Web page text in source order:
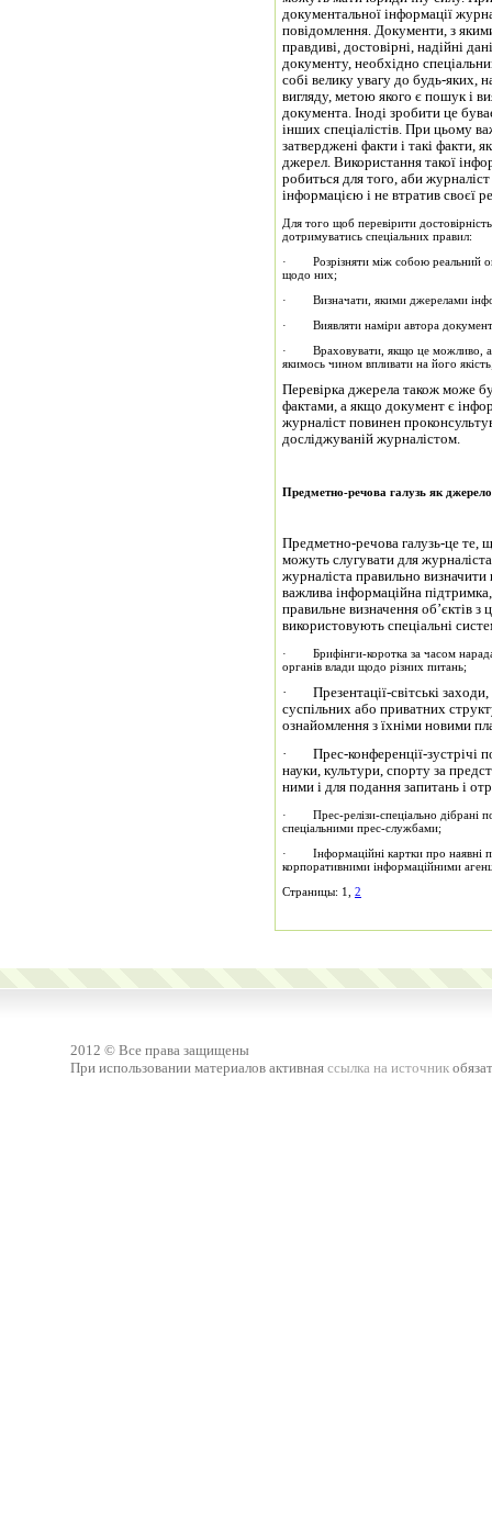
документальної інформації
повідомлення. Документи, з
правдиві, достовірні, надійні
документу, необхідно
собі велику увагу до будь-яких,
вигляду, метою якого є пошук і
документа. Іноді зробити це
інших спеціалістів. При цьому
затверджені факти і такі факти,
джерел. Використання такої
робиться для того, аби
інформацією і не втратив своєї
Для того щоб перевірити
дотримуватись спеціальних правил:
· Розрізняти між собою реальний
щодо них;
· Визначати, якими джерелами
· Виявляти наміри автора
· Враховувати, якщо це можливо,
якимось чином впливати на його
Перевірка джерела також може
фактами, а якщо документ є
журналіст повинен
досліджуваній журналістом.
Предметно-речова галузь як джерело
Предметно-речова галузь-це те,
можуть слугувати для
журналіста правильно
важлива інформаційна
правильне визначення об’єктів
використовують спеціальні
· Брифінги-коротка за часом нарада
органів влади щодо різних питань;
· Презентації-світські заходи,
суспільних або приватних
ознайомлення з їхніми новими
· Прес-конференції-зустрічі
науки, культури, спорту за
ними і для подання запитань і
· Прес-релізи-спеціально дібрані
спеціальними прес-службами;
· Інформаційні картки про наявні
корпоративними інформаційними
Страницы: 1, 2
2012 © Все права защищены
При использовании материалов активная ссылка на источник